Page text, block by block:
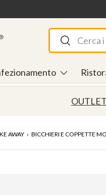
Cerca
Cerca
AWAY › BICCHIERI E COPPETTE